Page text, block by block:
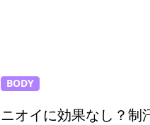
BODY
ニオイに効果なし？制